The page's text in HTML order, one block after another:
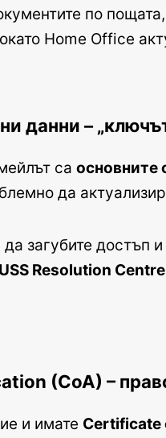
по
Home Office
данни –
са основните
да
загубите достъп
Resolution Centre
(CoA) –
и имате Certificate